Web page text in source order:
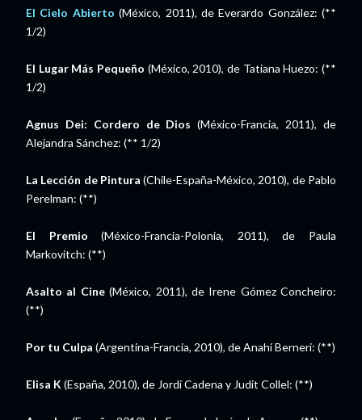
El Cielo Abierto (México, 2011), de Everardo González: (**
1/2)
El Lugar Más Pequeño (México, 2010), de Tatiana Huezo: (**
1/2)
Agnus Dei: Cordero de Dios (México-Francia, 2011), de
Alejandra Sánchez: (** 1/2)
La Lección de Pintura (Chile-España-México, 2010), de Pablo
Perelman: (**)
El Premio (México-Francia-Polonia, 2011), de Paula
Markovitch: (**)
Asalto al Cine(México, 2011), de Irene Gómez Concheiro:
(**)
Por tu Culpa (Argentina-Francia, 2010), de Anahí Berneri: (**)
Elisa K (España, 2010), de Jordi Cadena y Judit Collel: (**)